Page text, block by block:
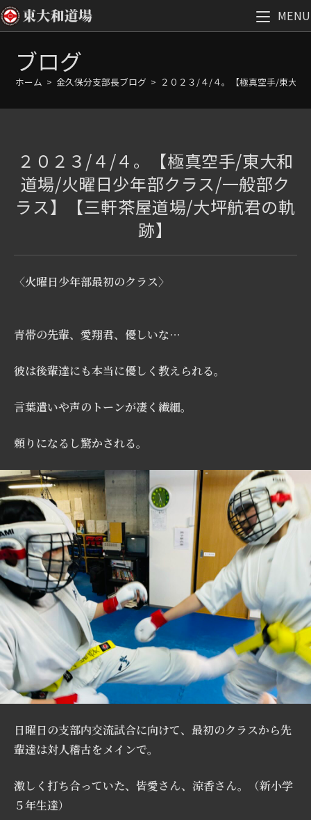
ツ
MENU
ブログ
ホーム > 金久保分支部長ブログ > ２０２３/４/４。【極真空手/東大
２０２３/４/４。【極真空手/東大和
道場/火曜日少年部クラス/一般部ク
ラス】【三軒茶屋道場/大坪航君の軌
跡】
〈火曜日少年部最初のクラス〉
青帯の先輩、愛翔君、優しいな…
彼は後輩達にも本当に優しく教えられる。
言葉遣いや声のトーンが凄く繊細。
頼りになるし驚かされる。
日曜日の支部内交流試合に向けて、最初のクラスから先
輩達は対人稽古をメインで。
激しく打ち合っていた、皆愛さん、涼香さん。（新小学
５年生達）